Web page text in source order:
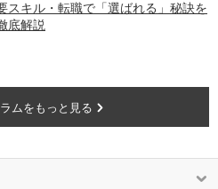
スキル・転職で「選ばれる」秘訣を
底解説
ムをもっと見る